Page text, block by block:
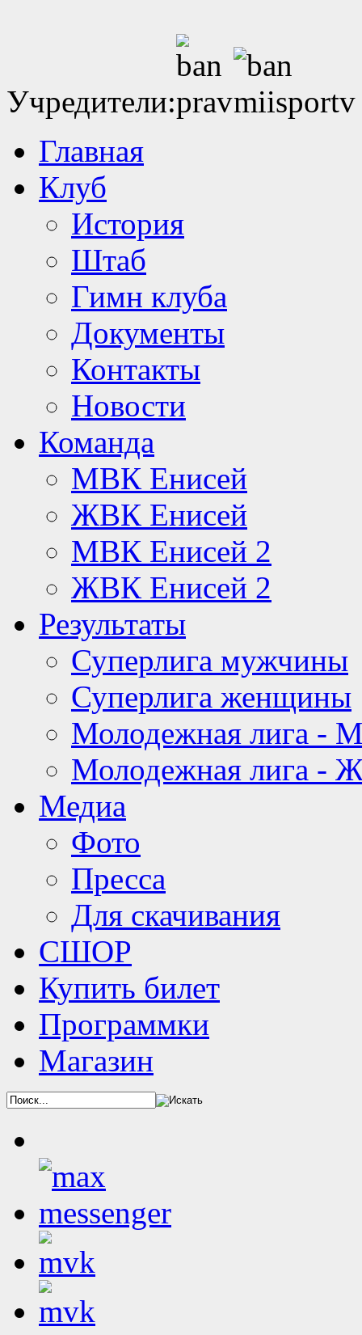
Учредители:
Главная
Клуб
История
Штаб
Гимн клуба
Документы
Контакты
Новости
Команда
МВК Енисей
ЖВК Енисей
МВК Енисей 2
ЖВК Енисей 2
Результаты
Суперлига мужчины
Суперлига женщины
Молодежная лига -
Молодежная лига -
Медиа
Фото
Пресса
Для скачивания
СШОР
Купить билет
Программки
Магазин